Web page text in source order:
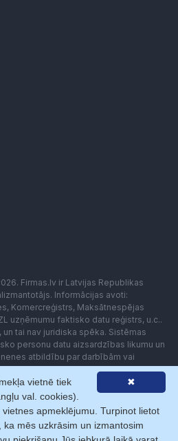
Firmas.lv ir Latvijas Republikas
Informācijas avoti:
Komercreģistrs, Maksātnespējas
uzņēmumu faktisko datu reģistrs, u.c..
tai nav juridiska spēka. Sistēmas
personu datu aizsardzības likumu un
atbildību par darbībām vai
pakalpojumu. Lietotājam aizliegts
sistēmas vai iekārtas (robotus)
saskaņošanas ar Firmas.lv. Galvenā
politika Norēķini ar
✖
vietnē tiek
val. cookies).
apmeklējumu. Turpinot lietot
mēs uzkrāsim un izmantosim